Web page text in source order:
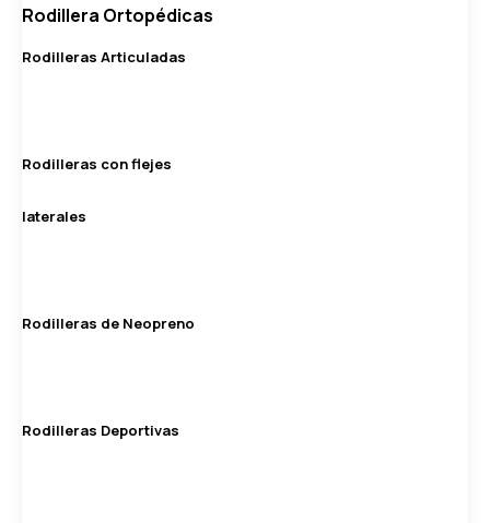
Rodillera Ortopédicas
Rodilleras Articuladas
Rodilleras con flejes
laterales
Rodilleras de Neopreno
Rodilleras Deportivas